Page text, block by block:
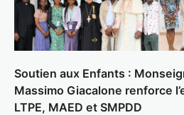
Soutien aux Enfants :
Massimo Giacalone renforce
LTPE, MAED et SMPDD